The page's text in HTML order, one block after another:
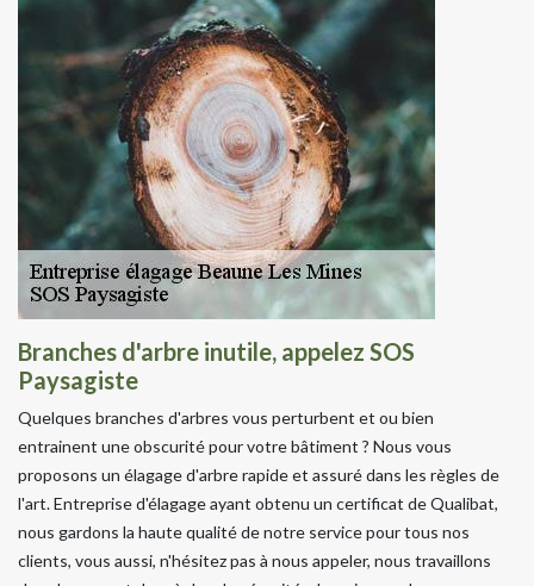
Branches d'arbre inutile, appelez SOS
Paysagiste
Quelques branches d'arbres vous perturbent et ou bien
entrainent une obscurité pour votre bâtiment ? Nous vous
proposons un élagage d'arbre rapide et assuré dans les règles de
l'art. Entreprise d'élagage ayant obtenu un certificat de Qualibat,
nous gardons la haute qualité de notre service pour tous nos
clients, vous aussi, n'hésitez pas à nous appeler, nous travaillons